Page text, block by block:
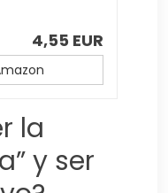
4,55 EUR
la
y ser